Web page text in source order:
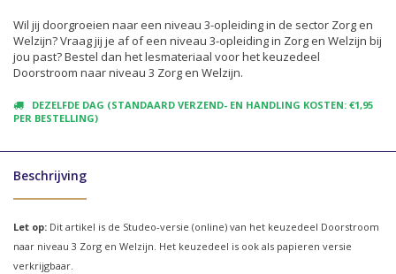
Wil jij doorgroeien naar een niveau 3-opleiding in de sector Zorg en
Welzijn? Vraag jij je af of een niveau 3-opleiding in Zorg en Welzijn bij
jou past? Bestel dan het lesmateriaal voor het keuzedeel
Doorstroom naar niveau 3 Zorg en Welzijn.
DEZELFDE DAG (STANDAARD VERZEND- EN HANDLING KOSTEN: €1,95
PER BESTELLING)
Beschrijving
Let op: Dit artikel is de Studeo-versie (online) van het keuzedeel Doorstroom
naar niveau 3 Zorg en Welzijn. Het keuzedeel is ook als papieren versie
verkrijgbaar.